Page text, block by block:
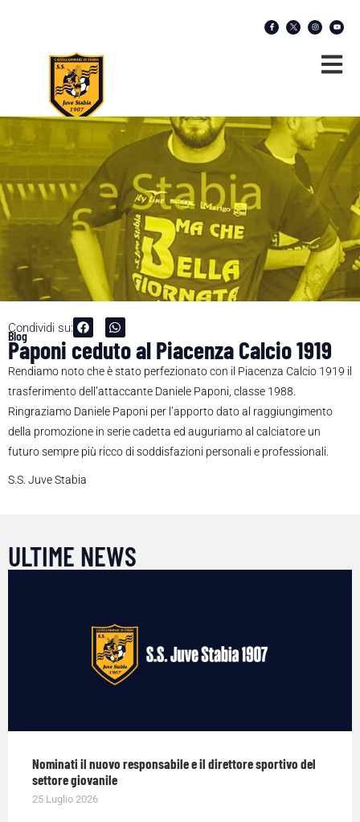
Condividi su:
Blog
Paponi ceduto al Piacenza Calcio 1919
Rendiamo noto che è stato perfezionato con il Piacenza Calcio 1919 il
trasferimento dell’attaccante Daniele Paponi, classe 1988.
Ringraziamo Daniele Paponi per l’apporto dato al raggiungimento
della promozione in serie cadetta ed auguriamo al calciatore un
futuro sempre più ricco di soddisfazioni personali e professionali.
S.S. Juve Stabia
ULTIME NEWS
Nominati il nuovo responsabile e il direttore sportivo del
settore giovanile
25 Luglio 2026